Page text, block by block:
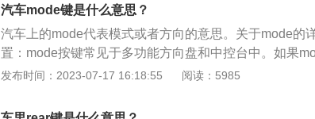
会发出信号给空调压缩机，空调压缩机收到指令就开始
的制冷才开始工作。需要把温度选择开关调到至蓝色部
候才有冷风吹出来。
汽车mode键是什么意思？
汽车上的mode代表模式或者方向的意思。关于mode的
置：mode按键常见于多功能方向盘和中控台中。如果
上，是控制汽车多媒体切换的一个按键，用来在收音机
换汽车空调出风模式，一般在吹脚、吹头以及吹风挡这
发布时间：2023-07-17 16:18:55 阅读：5985